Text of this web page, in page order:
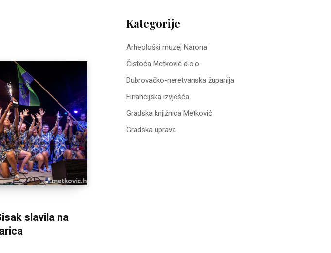
slavila na
Kategorije
Arheološki muzej Narona
Čistoća Metković d.o.o.
Dubrovačko-neretvanska županija
Financijska izvješća
Gradska knjižnica Metković
Gradska uprava